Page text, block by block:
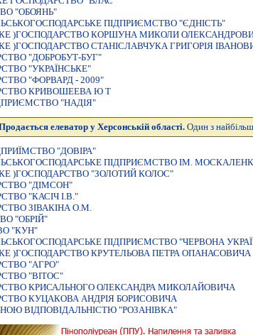
"ОБОЯНЬ"
ПIДПРИЄМСТВО "ЄДНIСТЬ"
)ГОСПОДАРСТВО КОРШУНА МИКОЛИ
)ГОСПОДАРСТВО СТАНІСЛАВЧУКА ГРИГОРІЯ
"ДОБРОБУТ-БУГ"
"УКРАЇНСЬКЕ"
"ФОРВАРД - 2009"
КРИВОШЕЕВА Ю Т
"НАДIЯ"
елеватор у Херсонській області. Один з
"ДОВIРА"
ПIДПРИЄМСТВО IМ.
)ГОСПОДАРСТВО "ЗОЛОТИЙ КОЛОС"
"ДIМСОН"
"КАСIЧ I.В."
ЗIВАКIНА О.М.
"ОБРIЙ"
"КУН"
ПIДПРИЄМСТВО "ЧЕРВОНА
)ГОСПОДАРСТВО КРУТЕЛЬОВА ПЕТРА ОПАНАСОВИЧА
"АГРО"
"ВIТОС"
КРИСАЛЬНОГО ОЛЕКСАНДРА МИКОЛАЙОВИЧА
КУЦАКОВА АНДРIЯ БОРИСОВИЧА
ВIДПОВIДАЛЬНIСТЮ "РОЗАНIВКА"